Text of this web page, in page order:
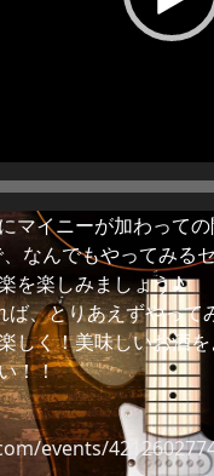
マイニーが加わって
なんでもやってみる
を楽しみましょう♪
ば、とりあえずやっ
しく！美味しいお酒
！！
events/